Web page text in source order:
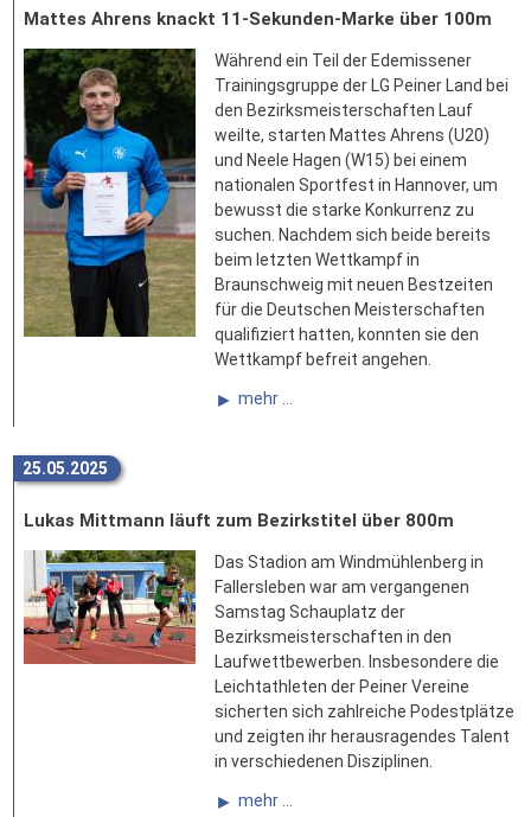
Mattes Ahrens knackt 11-Sekunden-Marke über 100m
Während ein Teil der Edemissener
Trainingsgruppe der LG Peiner Land bei
den Bezirksmeisterschaften Lauf
weilte, starten Mattes Ahrens (U20)
und Neele Hagen (W15) bei einem
nationalen Sportfest in Hannover, um
bewusst die starke Konkurrenz zu
suchen. Nachdem sich beide bereits
beim letzten Wettkampf in
Braunschweig mit neuen Bestzeiten
für die Deutschen Meisterschaften
qualifiziert hatten, konnten sie den
Wettkampf befreit angehen.
mehr ...
25.05.2025
Lukas Mittmann läuft zum Bezirkstitel über 800m
Das Stadion am Windmühlenberg in
Fallersleben war am vergangenen
Samstag Schauplatz der
Bezirksmeisterschaften in den
Laufwettbewerben. Insbesondere die
Leichtathleten der Peiner Vereine
sicherten sich zahlreiche Podestplätze
und zeigten ihr herausragendes Talent
in verschiedenen Disziplinen.
mehr ...